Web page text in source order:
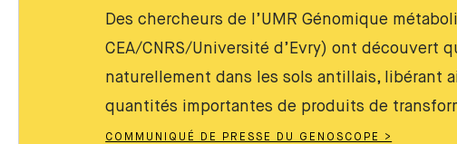
Des chercheurs de l’UMR Génomique
CEA/CNRS/Université d’Evry) ont découvert
naturellement dans les sols antillais, libérant
quantités importantes de produits de
COMMUNIQUÉ DE PRESSE DU GENOSCOPE >